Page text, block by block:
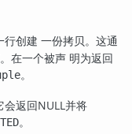
创建 一份拷贝。这通
在一个被声 明为返回
。
会返回NULL并将
。